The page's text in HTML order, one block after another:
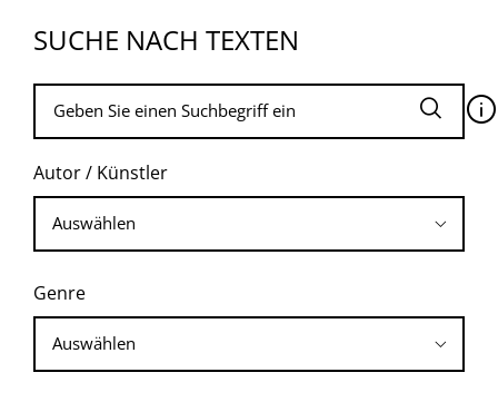
SUCHE NACH TEXTEN
🛈
Autor / Künstler
Genre